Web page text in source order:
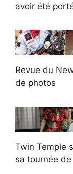
avoir été
Revue du
de photos
Twin Temple
sa tournée de